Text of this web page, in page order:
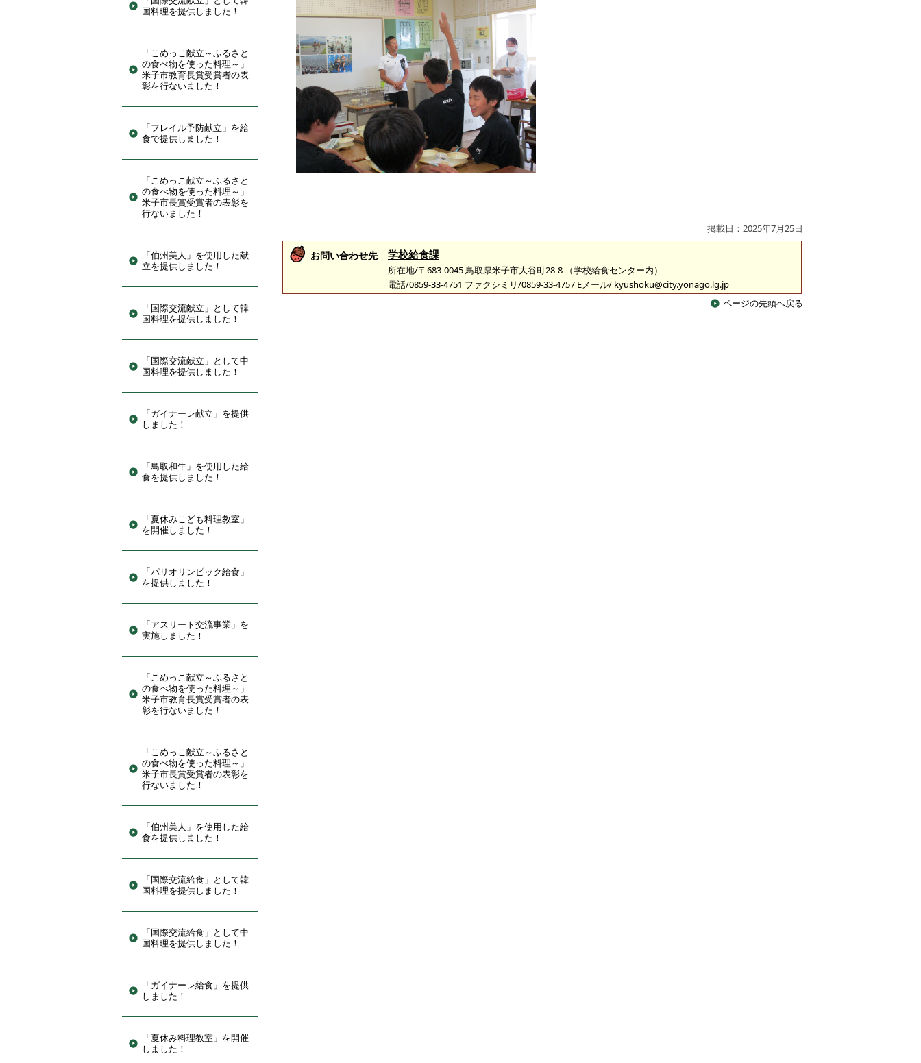
国料理を提供しました！
「こめっこ献立～ふるさと
の食べ物を使った料理～」
米子市教育長賞受賞者の表
彰を行ないました！
「フレイル予防献立」を給
食で提供しました！
「こめっこ献立～ふるさと
の食べ物を使った料理～」
米子市長賞受賞者の表彰を
行ないました！
「伯州美人」を使用した献
立を提供しました！
「国際交流献立」として韓
国料理を提供しました！
「国際交流献立」として中
国料理を提供しました！
「ガイナーレ献立」を提供
しました！
「鳥取和牛」を使用した給
食を提供しました！
「夏休みこども料理教室」
を開催しました！
「パリオリンピック給食」
を提供しました！
「アスリート交流事業」を
実施しました！
「こめっこ献立～ふるさと
の食べ物を使った料理～」
米子市教育長賞受賞者の表
彰を行ないました！
「こめっこ献立～ふるさと
の食べ物を使った料理～」
米子市長賞受賞者の表彰を
行ないました！
「伯州美人」を使用した給
食を提供しました！
「国際交流給食」として韓
国料理を提供しました！
「国際交流給食」として中
国料理を提供しました！
「ガイナーレ給食」を提供
しました！
「夏休み料理教室」を開催
しました！
掲載日：2025年7月25日
お問い合わせ先 学校給食課
所在地/〒683-0045 鳥取県米子市大谷町28-8 （学校給食センター内）
電話/0859-33-4751 ファクシミリ/0859-33-4757 Eメール/ kyushoku@city.yonago.lg.jp
ページの先頭へ戻る